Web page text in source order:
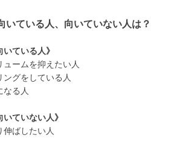
いている人、向いていない人は？
いている人》
ュームを抑えたい人
ングをしている人
なる人
いていない人》
伸ばしたい人